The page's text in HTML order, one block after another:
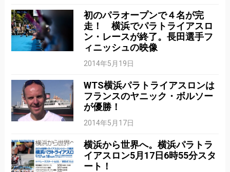
初のパラオープンで４名が完
走！ 横浜でパラトライアスロ
ン・レースが終了。長田選手フ
ィニッシュの映像
2014年5月19日
WTS横浜パラトライアスロンは
フランスのヤニック・ボルソー
が優勝！
2014年5月17日
横浜から世界へ。横浜パラトラ
イアスロン5月17日6時55分スタ
ート！